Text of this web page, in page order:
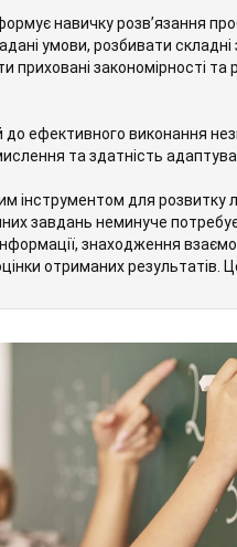
навичку розвʼязання
умови, розбивати
приховані закономірності та
до ефективного виконання
та здатність
інструментом для розвитку
завдань неминуче потребує
знаходження
отриманих результатів.
формулювати свої
Аналітичне мислення,
структурами, дозволяє
їхню внутрішню будову
через постійну
перевіряти гіпотези,
свої рішення, не